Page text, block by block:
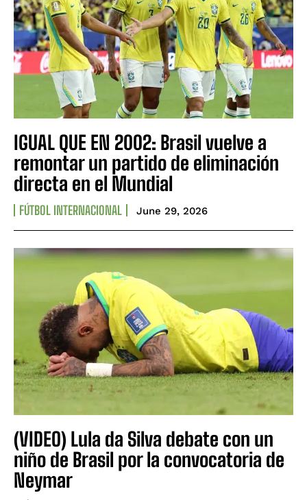
IGUAL QUE EN 2002: Brasil vuelve a
remontar un partido de eliminación
directa en el Mundial
FÚTBOL INTERNACIONAL June 29, 2026
(VIDEO) Lula da Silva debate con un
niño de Brasil por la convocatoria de
Neymar